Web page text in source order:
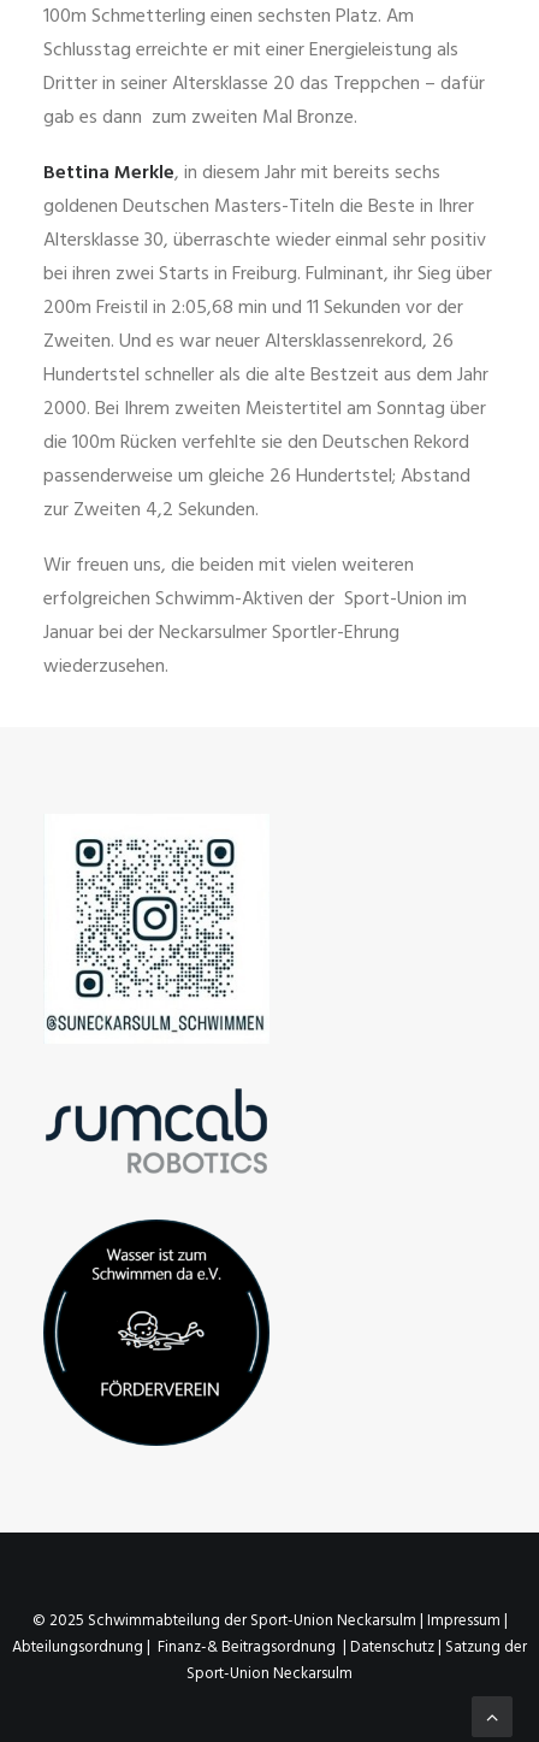
100m Schmetterling einen sechsten Platz. Am
Schlusstag erreichte er mit einer Energieleistung als
Dritter in seiner Altersklasse 20 das Treppchen – dafür
gab es dann zum zweiten Mal Bronze.
Bettina Merkle, in diesem Jahr mit bereits sechs
goldenen Deutschen Masters-Titeln die Beste in Ihrer
Altersklasse 30, überraschte wieder einmal sehr positiv
bei ihren zwei Starts in Freiburg. Fulminant, ihr Sieg über
200m Freistil in 2:05,68 min und 11 Sekunden vor der
Zweiten. Und es war neuer Altersklassenrekord, 26
Hundertstel schneller als die alte Bestzeit aus dem Jahr
2000. Bei Ihrem zweiten Meistertitel am Sonntag über
die 100m Rücken verfehlte sie den Deutschen Rekord
passenderweise um gleiche 26 Hundertstel; Abstand
zur Zweiten 4,2 Sekunden.
Wir freuen uns, die beiden mit vielen weiteren
erfolgreichen Schwimm-Aktiven der Sport-Union im
Januar bei der Neckarsulmer Sportler-Ehrung
wiederzusehen.
© 2025 Schwimmabteilung derSport-Union Neckarsulm|Impressum|
Abteilungsordnung| Finanz-& Beitragsordnung |Datenschutz | Satzung der
Sport-Union Neckarsulm